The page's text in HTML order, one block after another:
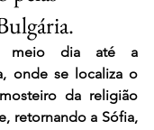
meio dia até a
onde se localiza o
da religião
retornando a Sófia,